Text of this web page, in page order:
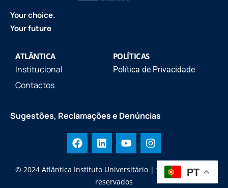
Your choice.
Your future
ATLÂNTICA
Institucional
Contactos
POLÍTICAS
Política de Privacidade
Sugestões, Reclamações e Denúncias
© 2024 Atlântica Instituto Universitário | todos os direitos
reservados
PT